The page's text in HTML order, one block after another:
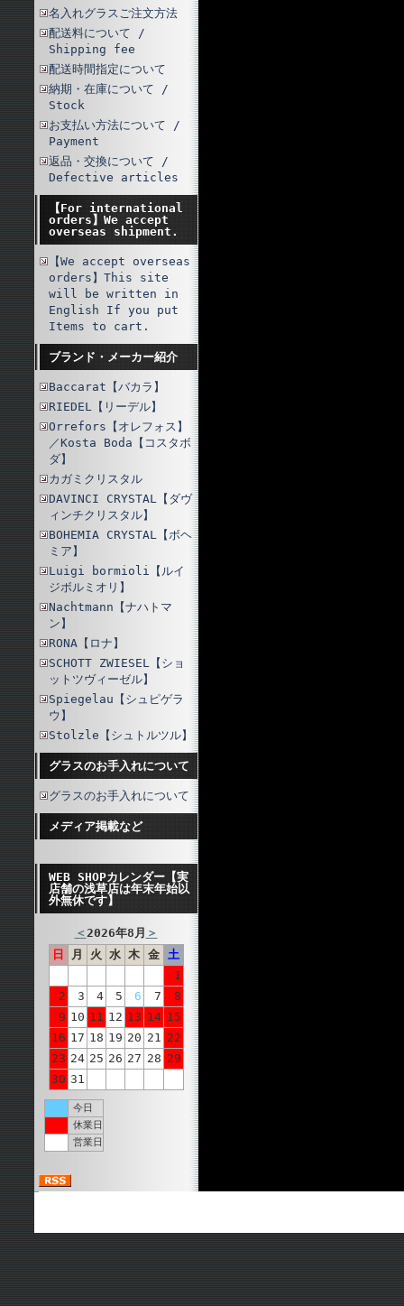
名入れグラスご注文方法
配送料について /
Shipping fee
配送時間指定について
納期・在庫について /
Stock
お支払い方法について /
Payment
返品・交換について /
Defective articles
【For international
orders】We accept
overseas shipment.
【We accept overseas
orders】This site
will be written in
English If you put
Items to cart.
ブランド・メーカー紹介
Baccarat【バカラ】
RIEDEL【リーデル】
Orrefors【オレフォス】
／Kosta Boda【コスタボ
ダ】
カガミクリスタル
DAVINCI CRYSTAL【ダヴ
ィンチクリスタル】
BOHEMIA CRYSTAL【ボヘ
ミア】
Luigi bormioli【ルイ
ジボルミオリ】
Nachtmann【ナハトマ
ン】
RONA【ロナ】
SCHOTT ZWIESEL【ショ
ットツヴィーゼル】
Spiegelau【シュピゲラ
ウ】
Stolzle【シュトルツル】
グラスのお手入れについて
グラスのお手入れについて
メディア掲載など
WEB SHOPカレンダー【実
店舗の浅草店は年末年始以
外無休です】
＜2026年8月 ＞
日
月 火 水 木 金
土
1
2
3 4 5 6 7
8
9 10 11 12 13 14 15
16 17 18 19 20 21 22
23 24 25 26 27 28 29
30 31
今日
休業日
営業日